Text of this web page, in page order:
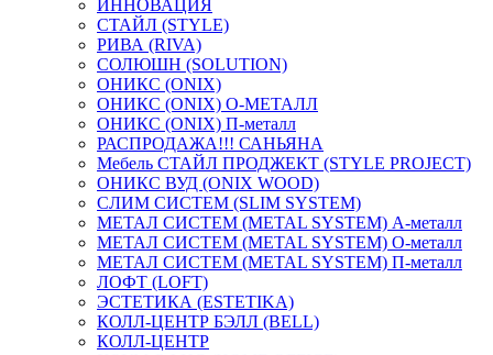
ИННОВАЦИЯ
СТАЙЛ (STYLE)
РИВА (RIVA)
СОЛЮШН (SOLUTION)
ОНИКС (ONIX)
ОНИКС (ONIX) O-МЕТАЛЛ
ОНИКС (ONIX) П-металл
РАСПРОДАЖА!!! САНЬЯНА
Мебель СТАЙЛ ПРОДЖЕКТ (STYLE PROJECT)
ОНИКС ВУД (ONIX WOOD)
СЛИМ СИСТЕМ (SLIM SYSTEM)
МЕТАЛ СИСТЕМ (METAL SYSTEM) А-металл
МЕТАЛ СИСТЕМ (METAL SYSTEM) О-металл
МЕТАЛ СИСТЕМ (METAL SYSTEM) П-металл
ЛОФТ (LOFT)
ЭСТЕТИКА (ESTETIKA)
КОЛЛ-ЦЕНТР БЭЛЛ (BELL)
КОЛЛ-ЦЕНТР